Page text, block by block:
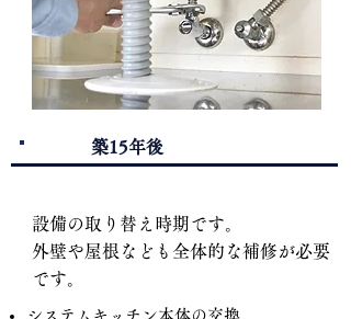
​築15年後
設備の取り替え時期です。
外壁や屋根なども全体的な補修が必要
です。
システムキッチン本体の交換